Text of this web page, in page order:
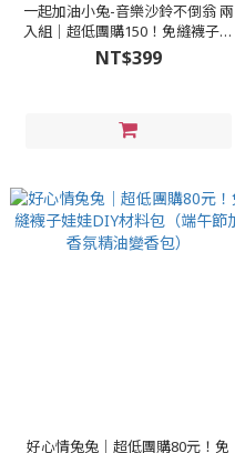
一起加油小兔-音樂沙鈴不倒翁 兩
入組│超低團購150！免縫襪子娃
娃DIY材料包
NT$399
好心情兔兔│超低團購80元！免